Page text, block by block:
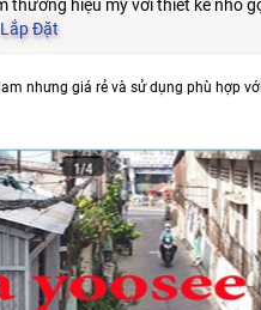
thương hiệu mỹ với thiết kế nhỏ
Đặt
nhưng giá rẻ và sử dụng phù hợp